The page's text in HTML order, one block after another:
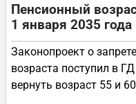
Пенсионный
1 января 2035 года
Законопроект о
возраста поступил в
вернуть возраст 55 и